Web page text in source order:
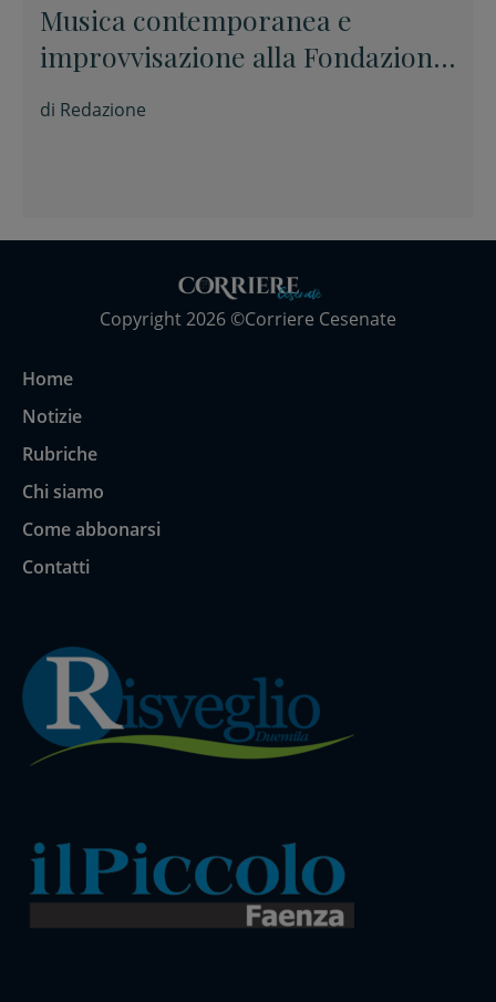
Musica contemporanea e
improvvisazione alla Fondazione
Tito Balestra di Longiano
di Redazione
Copyright 2026 ©Corriere Cesenate
Home
Notizie
Rubriche
Chi siamo
Come abbonarsi
Contatti